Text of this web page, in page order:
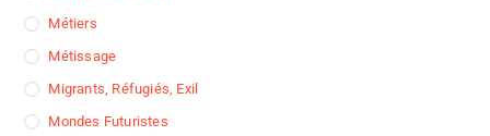
Métiers
Métissage
Migrants, Réfugiés, Exil
Mondes Futuristes